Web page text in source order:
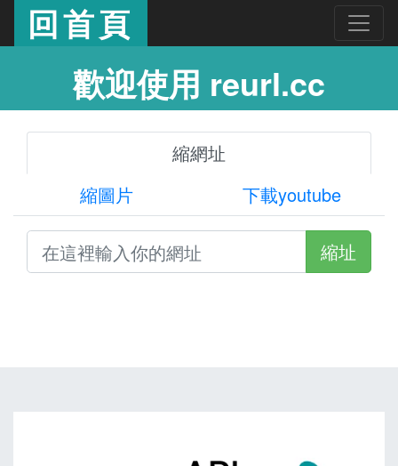
回首頁
歡迎使用 reurl.cc
縮網址
縮圖片
下載youtube
縮址